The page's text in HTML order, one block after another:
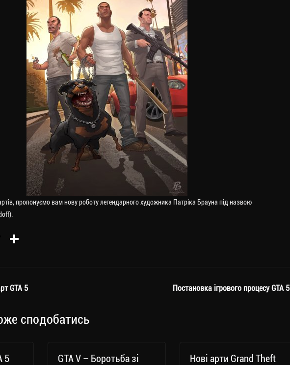
пропонуємо вам нову роботу легендарного художника Патріка Брауна під назвою
C
Li ли
ся
GTA 5 Постановка ігрового процесу GTA 5
сподобатись
5
GTA V – Боротьба зі
Нові арти Grand Theft